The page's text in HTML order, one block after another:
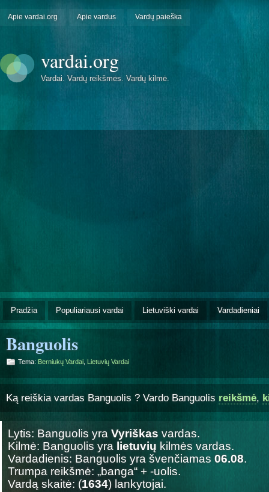
Apie vardai.org Apie vardus Vardų paieška
vardai.org
Vardai. Vardų reikšmės. Vardų kilmė.
Pradžia Populiariausi vardai Lietuviški vardai Vardadieniai
Banguolis
Tema: Berniukų Vardai Lietuvių Vardai
Ką reiškia vardas Banguolis ? Vardo Banguolis reikšmė,
Lytis: Banguolis yra Vyriškas vardas.
Kilmė: Banguolis yra lietuvių kilmės vardas.
Vardadienis: Banguolis yra švenčiamas 06.08.
Trumpa reikšmė: „banga“ + -uolis.
Vardą skaitė: (1634) lankytojai.